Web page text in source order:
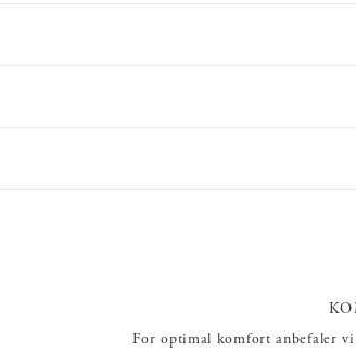
For optimal komfort anbefaler